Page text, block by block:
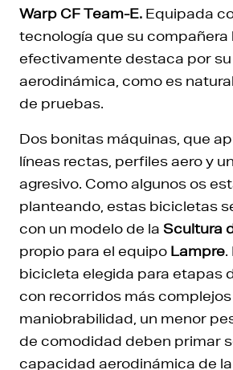
Warp CF Team-E. Equipada
tecnología que su compañera
efectivamente destaca por
aerodinámica, como es
de pruebas.
Dos bonitas máquinas, que
líneas rectas, perfiles aero y
agresivo. Como algunos os
planteando, estas bicicletas
con un modelo de la Scultura
propio para el equipo Lampre.
bicicleta elegida para etapas
con recorridos más complejos
maniobrabilidad, un menor
de comodidad deben primar
capacidad aerodinámica de